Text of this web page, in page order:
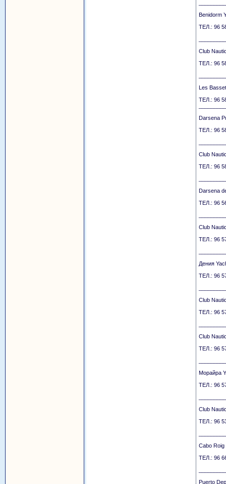
Benidorm
ТЕЛ.: 96
Club
ТЕЛ.: 96
Les
ТЕЛ.: 96
Darsena
ТЕЛ.: 96
Club
ТЕЛ.: 96
Darsena
ТЕЛ.: 96
Club
ТЕЛ.: 96
Дения
ТЕЛ.: 96
Club
ТЕЛ.: 96
Club
ТЕЛ.: 96
Морайра
ТЕЛ.: 96
Club
ТЕЛ.: 96
Cabo
ТЕЛ.: 96
Puerto